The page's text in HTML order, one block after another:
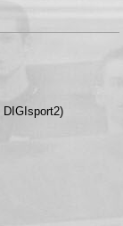
DIGIsport2)